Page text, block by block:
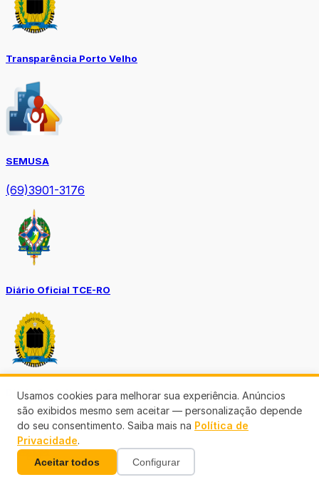
Transparência Porto Velho
SEMUSA
(69)3901-3176
Diário Oficial TCE-RO
Diário Prefeitura de Porto Velho
Usamos cookies para melhorar sua experiência. Anúncios
são exibidos mesmo sem aceitar — personalização depende
do seu consentimento. Saiba mais na Política de
Privacidade.
Aceitar todos Configurar